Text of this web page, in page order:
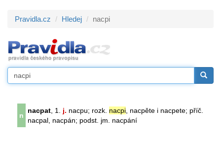
Pravidla.cz Hledej nacpi
n
nacpat , 1. j. nacpu; rozk. nacpi , nacpěte i nacpete; příč.
nacpal, nacpán; podst. jm. nacpání